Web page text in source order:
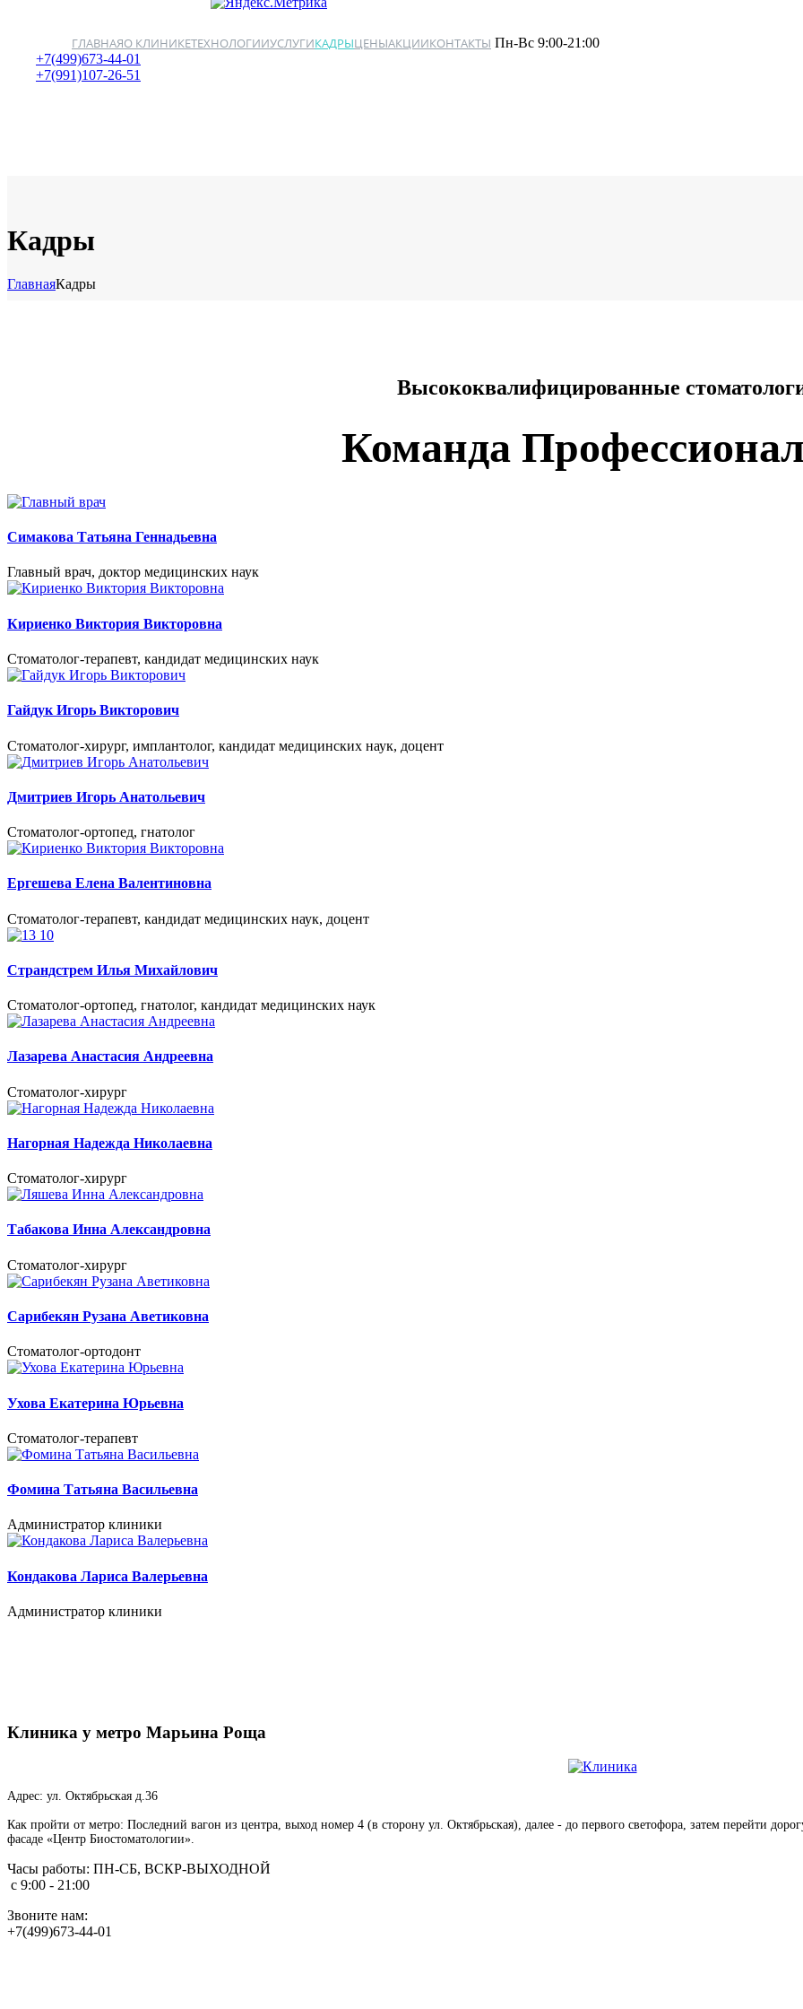
ГЛАВНАЯО КЛИНИКЕТЕХНОЛОГИИУСЛУГИКАДРЫЦЕНЫАКЦИИКОНТАКТЫ Пн-Вс 9:00-21:00
+7(499)673-44-01
+7(991)107-26-51
Кадры
ГлавнаяКадры
Высококвалифицированные
Команда
Симакова Татьяна Геннадьевна
Главный врач, доктор медицинских наук
Кириенко Виктория Викторовна
Стоматолог-терапевт, кандидат медицинских наук
Гайдук Игорь Викторович
Стоматолог-хирург, имплантолог, кандидат медицинских наук, доцент
Дмитриев Игорь Анатольевич
Стоматолог-ортопед, гнатолог
Ергешева Елена Валентиновна
Стоматолог-терапевт, кандидат медицинских наук, доцент
Страндстрем Илья Михайлович
Стоматолог-ортопед, гнатолог, кандидат медицинских наук
Лазарева Анастасия Андреевна
Cтоматолог-хирург
Нагорная Надежда Николаевна
Стоматолог-хирург
Табакова Инна Александровна
Cтоматолог-хирург
Сарибекян Рузана Аветиковна
Стоматолог-ортодонт
Ухова Екатерина Юрьевна
Cтоматолог-терапевт
Фомина Татьяна Васильевна
Администратор клиники
Кондакова Лариса Валерьевна
Администратор клиники
Клиника у метро Марьина Роща
Адрес: ул. Октябрьская д.36
Как пройти от метро: Последний вагон из центра, выход номер 4 (в сторону ул. Октябрьская), далее - до первого светофора, затем перейти
фасаде «Центр Биостоматологии».
Часы работы: ПН-СБ, ВСКР-ВЫХОДНОЙ
с 9:00 - 21:00
Звоните нам:
+7(499)673-44-01